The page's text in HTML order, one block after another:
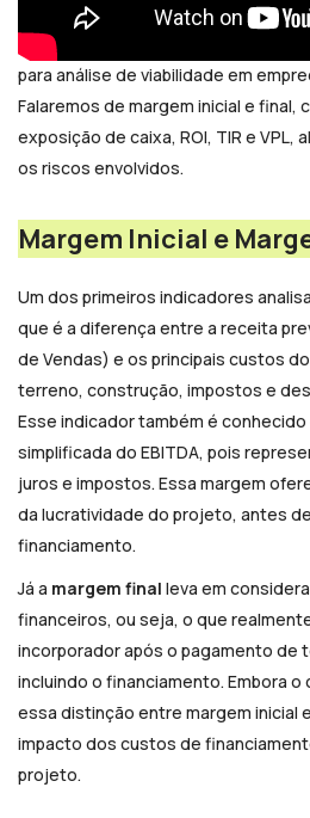
Neste post, abordaremos os
para análise de viabilidade em
Falaremos de margem inicial e final,
exposição de caixa, ROI, TIR e VPL,
os riscos envolvidos.
Margem Inicial e
Um dos primeiros indicadores
que é a diferença entre a receita
de Vendas) e os principais custos
terreno, construção, impostos e
Esse indicador também é
simplificada do EBITDA, pois
juros e impostos. Essa margem
da lucratividade do projeto, antes
financiamento.
Já a margem final leva em
financeiros, ou seja, o que
incorporador após o pagamento de
incluindo o financiamento. Embora
essa distinção entre margem inicial
impacto dos custos de
projeto.